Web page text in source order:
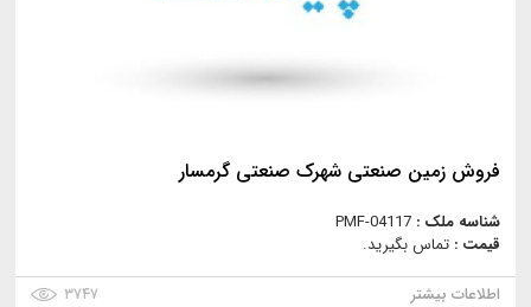
فروش زمین صنعتی شهرک صنعتی گرمسار
شناسه ملک : PMF-04117
قیمت : تماس بگیرید.
اطلاعات بیشتر
۳۷۴۷